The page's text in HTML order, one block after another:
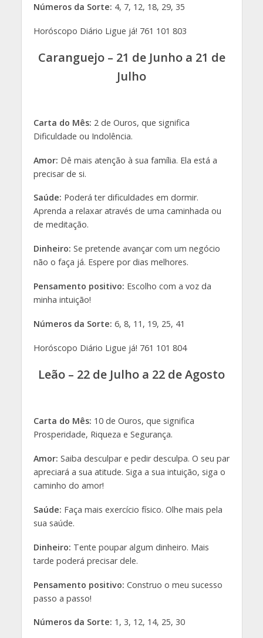
Números da Sorte: 4, 7, 12, 18, 29, 35
Horóscopo Diário Ligue já! 761 101 803
Caranguejo – 21 de Junho a 21 de
Julho
Carta do Mês: 2 de Ouros, que significa
Dificuldade ou Indolência.
Amor: Dê mais atenção à sua família. Ela está a
precisar de si.
Saúde: Poderá ter dificuldades em dormir.
Aprenda a relaxar através de uma caminhada ou
de meditação.
Dinheiro: Se pretende avançar com um negócio
não o faça já. Espere por dias melhores.
Pensamento positivo: Escolho com a voz da
minha intuição!
Números da Sorte: 6, 8, 11, 19, 25, 41
Horóscopo Diário Ligue já! 761 101 804
Leão – 22 de Julho a 22 de Agosto
Carta do Mês: 10 de Ouros, que significa
Prosperidade, Riqueza e Segurança.
Amor: Saiba desculpar e pedir desculpa. O seu par
apreciará a sua atitude. Siga a sua intuição, siga o
caminho do amor!
Saúde: Faça mais exercício físico. Olhe mais pela
sua saúde.
Dinheiro: Tente poupar algum dinheiro. Mais
tarde poderá precisar dele.
Pensamento positivo: Construo o meu sucesso
passo a passo!
Números da Sorte: 1, 3, 12, 14, 25, 30